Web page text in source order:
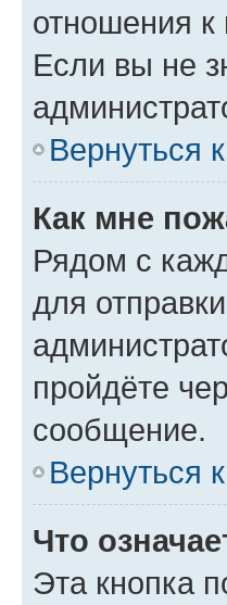
отношения
Если вы не
Вернуться
Как мне
Рядом с
для
пройдёте
сообщение.
Вернуться
Что
Эта кнопка